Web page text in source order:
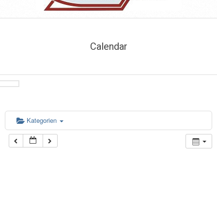
HEIMAT-
GESCHICHTSVEREIN
SOSSENHEIM
Calendar
Kategorien